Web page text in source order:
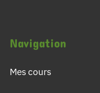
Navigation
Mes cours